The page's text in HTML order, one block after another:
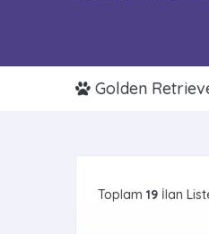
Golden
Toplam 19 İlan